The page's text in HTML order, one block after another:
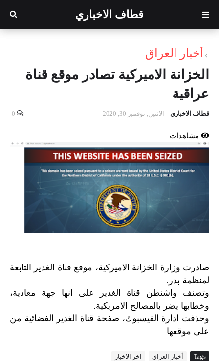
قطاف الاخباري
أخبار العراق
الخزانة الاميركية تصادر موقع قناة
عراقية
قطاف الاخباري - الاثنين, نوفمبر 30, 2020 0
مشاهدات
صادرت وزارة الخزانة الاميركية، موقع قناة الغدير التابعة
لمنظمة بدر.
وتصنف واشنطن قناة الغدير على انها جهة معادية،
وخطابها يضر بالمصالح الامريكية.
وحذفت ادارة الفيسبوك، صفحة قناة الغدير الفضائية من
على موقعها
Tags أخبار العراق اخر الاخبار